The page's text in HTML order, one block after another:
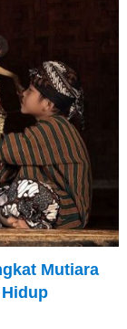
Mutiara